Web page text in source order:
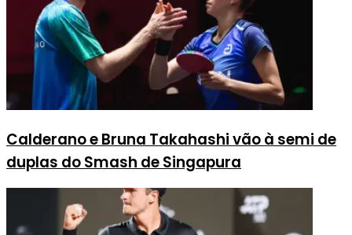
Calderano e Bruna Takahashi vão à semi de
duplas do Smash de Singapura